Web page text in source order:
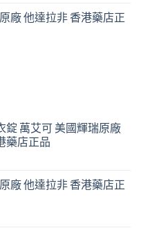
廠 他達拉非 香港藥店正
錠 萬艾可 美國輝瑞原廠
藥店正品
廠 他達拉非 香港藥店正